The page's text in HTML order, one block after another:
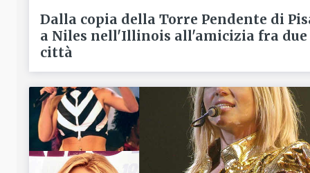
Dalla copia della Torre Pendente di
a Niles nell'Illinois all'amicizia fra due
città